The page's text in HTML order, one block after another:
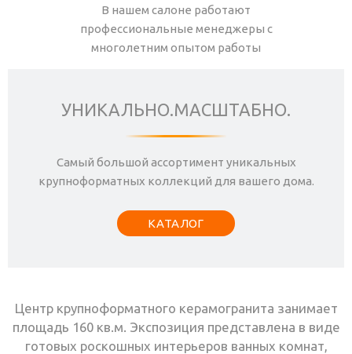
В нашем салоне работают
профессиональные менеджеры с
многолетним опытом работы
УНИКАЛЬНО.МАСШТАБНО.
Самый большой ассортимент уникальных
крупноформатных коллекций для вашего дома.
КАТАЛОГ
Центр крупноформатного керамогранита занимает
площадь 160 кв.м. Экспозиция представлена в виде
готовых роскошных интерьеров ванных комнат,